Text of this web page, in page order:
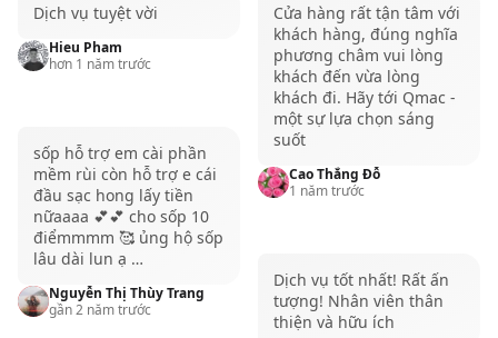
So sánh các phiên bản MacBook
Màn hình MacBook Pro M1 được đánh giá cao nhờ
độ phân giải ấn tượng và chất lượng hiển thị tuyệt
vời. MacBook Pro M1 13 inch sở hữu màn hình
Retina 2560 x 1600 pixels, trong khi các phiên bản 14
inch và 16 inch được trang bị màn hình Retina XDR
tiên tiến với độ phân giải lên đến 3024 x 1964 pixels,
Dịch vụ tuyệt vời
Hieu Pham
hơn 1 năm trước
sốp hỗ trợ em cài phần
mềm rùi còn hỗ trợ e cái
đầu sạc hong lấy tiền
nữaaaa 💕💕 cho sốp 10
điểmmmm 🥰 ủng hộ sốp
lâu dài lun ạ …
Nguyễn Thị Thùy Trang
gần 2 năm trước
Cửa hàng rất tận tâm với
khách hàng, đúng nghĩa
phương châm vui lòng
khách đến vừa lòng
khách đi. Hãy tới Qmac -
một sự lựa chọn sáng
suốt
Cao Thắng Đỗ
1 năm trước
Dịch vụ tốt nhất! Rất ấn
tượng! Nhân viên thân
thiện và hữu ích